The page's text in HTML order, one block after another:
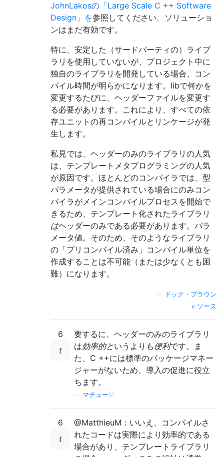
JohnLakosの「Large Scale C ++ Software
Design」を参照してください。 ソリューショ
ンはまだ有効です。
特に、安定した（サードパーティの）ライブ
ラリを使用していないが、プロジェクト中に
独自のライブラリを開発している場合、コン
パイル時間が明らかになります。libで何かを
変更するたびに、ヘッダーファイルを変更す
る必要があります。これにより、すべての依
存ユニットの再コンパイルとリンケージが発
生します。
私見では、ヘッダーのみのライブラリの人気
は、テンプレートメタプログラミングの人気
が原因です。ほとんどのコンパイラでは、型
パラメータが提供されている場合にのみコン
パイラがメインコンパイルプロセスを開始で
きるため、テンプレート化されたライブラリ
はヘッダーのみである必要があります。パラ
メータ値。そのため、そのようなライブラリ
の「プリコンパイル済み」コンパイル単位を
作成することは不可能（または少なくとも困
難）になります。
ドック・ブラウン
ソース
6
要するに、ヘッダーのみのライブラリ
は効率的というよりも便利です。ま
た、C ++には標準のパッケージマネー
ジャーがないため、導入の促進に役立
ちます。
マチューM.
6
@MatthieuM：いいえ、コンパイルさ
れたコードは実際により効率的である
場合があり、テンプレートライブラリ